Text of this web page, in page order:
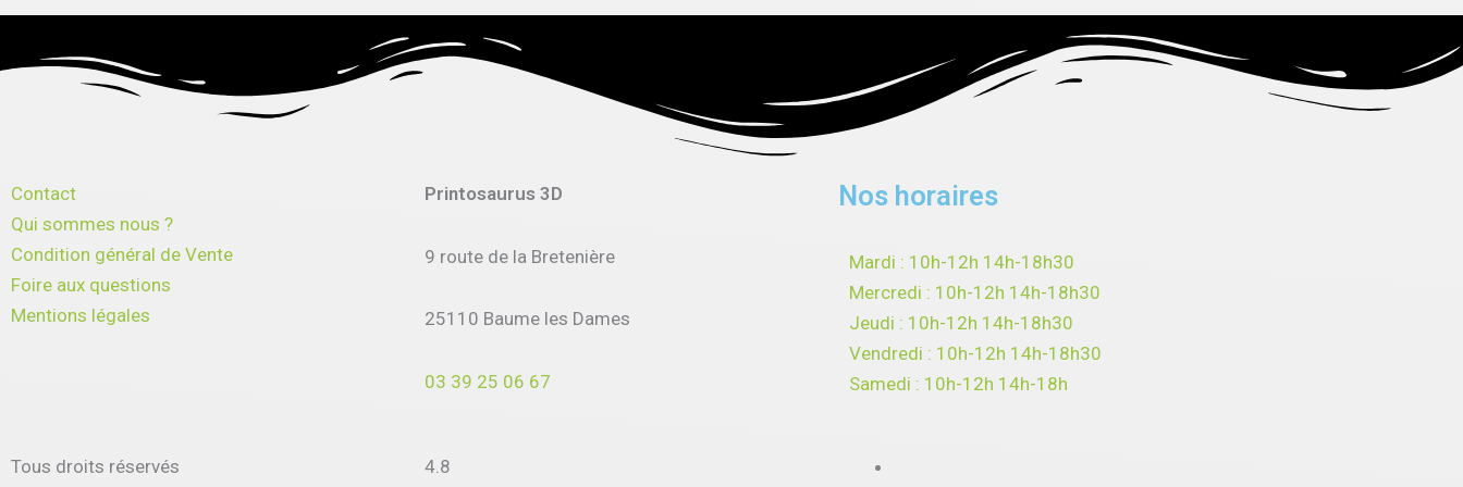
Contact
Qui sommes nous ?
Condition général de Vente
Foire aux questions
Mentions légales
Printosaurus 3D
9 route de la Bretenière
25110 Baume les Dames
03 39 25 06 67
Nos horaires
Mardi : 10h-12h 14h-18h30
Mercredi : 10h-12h 14h-18h30
Jeudi : 10h-12h 14h-18h30
Vendredi : 10h-12h 14h-18h30
Samedi : 10h-12h 14h-18h
Tous droits réservés
4.8